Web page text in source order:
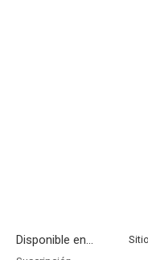
Disponible en...